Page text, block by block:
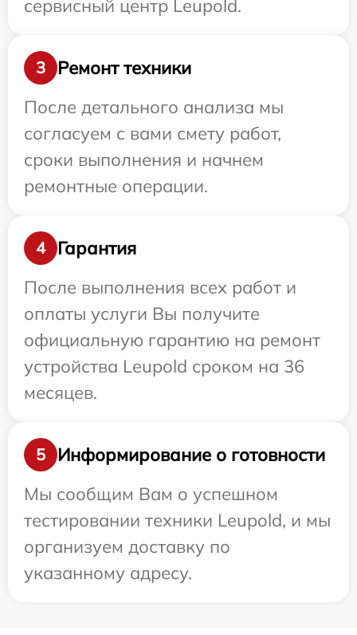
сервисный центр Leupold.
3
Ремонт техники
После детального анализа мы
согласуем с вами смету работ,
сроки выполнения и начнем
ремонтные операции.
4
Гарантия
После выполнения всех работ и
оплаты услуги Вы получите
официальную гарантию на ремонт
устройства Leupold сроком на 36
месяцев.
5
Информирование о готовности
Мы сообщим Вам о успешном
тестировании техники Leupold, и мы
организуем доставку по
указанному адресу.